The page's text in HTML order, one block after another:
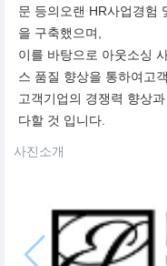
문 등의오랜 HR사업경험
을 구축했으며,
이를 바탕으로 아웃소싱
스 품질 향상을 통하여고
고객기업의 경쟁력 향상
다할 것 입니다.
사진소개